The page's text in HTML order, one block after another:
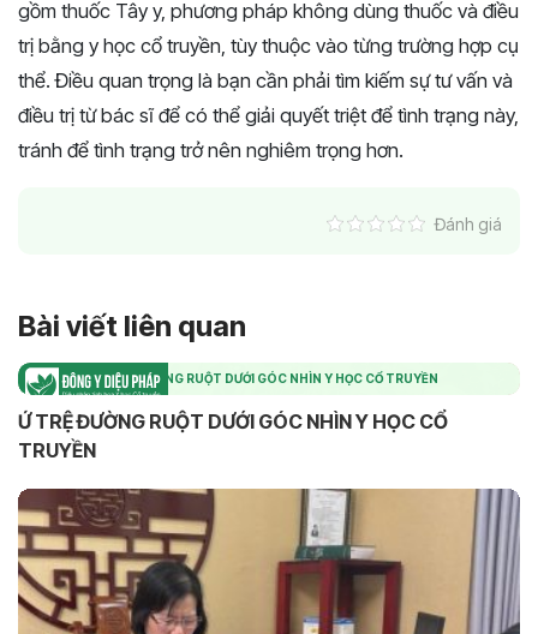
gồm thuốc Tây y, phương pháp không dùng thuốc và điều
trị bằng y học cổ truyền, tùy thuộc vào từng trường hợp cụ
thể. Điều quan trọng là bạn cần phải tìm kiếm sự tư vấn và
điều trị từ bác sĩ để có thể giải quyết triệt để tình trạng này,
tránh để tình trạng trở nên nghiêm trọng hơn.
Đánh giá
Bài viết liên quan
Ứ TRỆ ĐƯỜNG RUỘT DƯỚI GÓC NHÌN Y HỌC CỔ TRUYỀN
Ứ TRỆ ĐƯỜNG RUỘT DƯỚI GÓC NHÌN Y HỌC CỔ
TRUYỀN